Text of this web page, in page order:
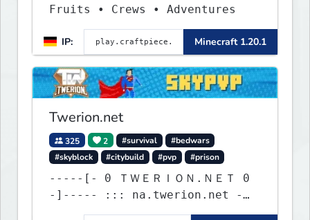
Fruits • Crews • Adventures
IP: Minecraft 1.20.1
Twerion.net
325 2 #survival
#bedwars
#skyblock
#citybuild #pvp #prison
-----[- 0 ＴＷＥＲＩＯＮ.ＮＥＴ 0
-]----- ::: na.twerion.net -
eu.twerion.net -